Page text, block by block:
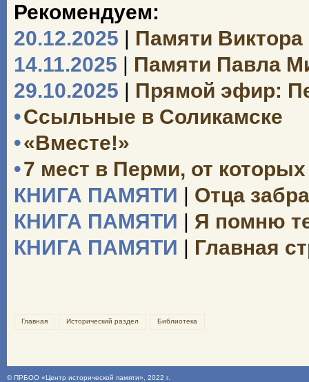
Рекомендуем:
20.12.2025 | Памяти
14.11.2025 | Памяти Павла
29.10.2025 | Прямой эфир:
•Ссыльные в Соликамске
•«Вместе!»
•7 мест в Перми, от
КНИГА ПАМЯТИ | Отца
КНИГА ПАМЯТИ | Я помню
КНИГА ПАМЯТИ | Главная
Главная Исторический раздел Библиотека
©ПРБОО «Центр исторической памяти» , 2022 г.